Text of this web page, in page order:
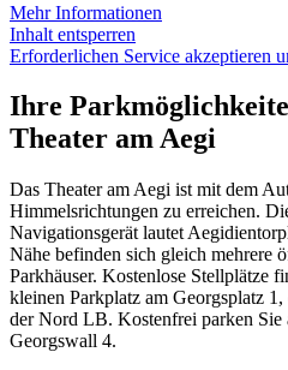
Mehr Informationen
Inhalt entsperren
Erforderlichen Service akzeptieren
Ihre
Theater am Aegi
Das Theater am Aegi ist mit dem
Himmelsrichtungen zu erreichen.
Navigationsgerät lautet
Nähe befinden sich gleich mehrere
Parkhäuser. Kostenlose Stellplätze
kleinen Parkplatz am Georgsplatz
der Nord LB. Kostenfrei parken Sie
Georgswall 4.